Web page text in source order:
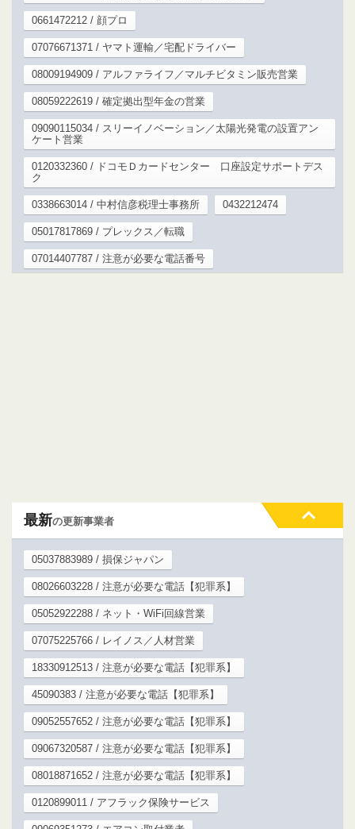
0661472212 / 顔プロ
07076671371 / ヤマト運輸／宅配ドライバー
08009194909 / アルファライフ／マルチビタミン販売営業
08059222619 / 確定拠出型年金の営業
09090115034 / スリーイノベーション／太陽光発電の設置アン
ケート営業
0120332360 / ドコモＤカードセンター 口座設定サポートデス
ク
0338663014 / 中村信彦税理士事務所 0432212474
05017817869 / プレックス／転職
07014407787 / 注意が必要な電話番号
最新の更新事業者
05037883989 / 損保ジャパン
08026603228 / 注意が必要な電話【犯罪系】
05052922288 / ネット・WiFi回線営業
07075225766 / レイノス／人材営業
18330912513 / 注意が必要な電話【犯罪系】
45090383 / 注意が必要な電話【犯罪系】
09052557652 / 注意が必要な電話【犯罪系】
09067320587 / 注意が必要な電話【犯罪系】
08018871652 / 注意が必要な電話【犯罪系】
0120899011 / アフラック保険サービス